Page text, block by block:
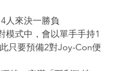
人來決一勝負
模式中，會以單手手持1
只要預備2對Joy-Con便